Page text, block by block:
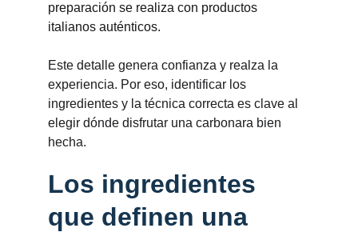
preparación se realiza con productos
italianos auténticos.
Este detalle genera confianza y realza la
experiencia. Por eso, identificar los
ingredientes y la técnica correcta es clave al
elegir dónde disfrutar una carbonara bien
hecha.
Los ingredientes
que definen una